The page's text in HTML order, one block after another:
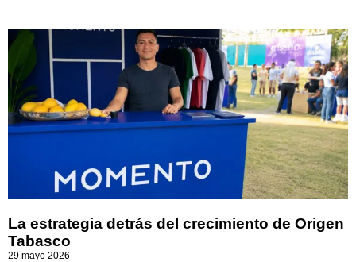
La estrategia detrás del crecimiento de Origen
Tabasco
29 mayo 2026